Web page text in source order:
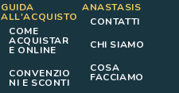
GUIDA
ALL'ACQUISTO
COME
ACQUISTAR
E ONLINE
CONVENZIO
NI E SCONTI
ANASTASIS
CONTATTI
CHI SIAMO
COSA
FACCIAMO